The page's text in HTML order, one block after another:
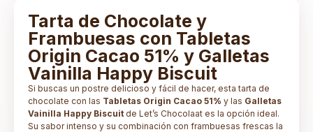
Tarta de Chocolate y
Frambuesas con Tabletas
Origin Cacao 51% y Galletas
Vainilla Happy Biscuit
Si buscas un postre delicioso y fácil de hacer, esta tarta de
chocolate con las Tabletas Origin Cacao 51% y las Galletas
Vainilla Happy Biscuit de Let’s Chocolaat es la opción ideal.
Su sabor intenso y su combinación con frambuesas frescas la